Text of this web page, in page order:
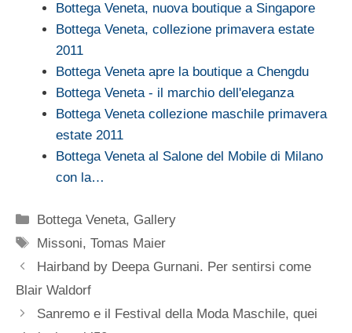
Bottega Veneta, nuova boutique a Singapore
Bottega Veneta, collezione primavera estate
2011
Bottega Veneta apre la boutique a Chengdu
Bottega Veneta - il marchio dell'eleganza
Bottega Veneta collezione maschile primavera
estate 2011
Bottega Veneta al Salone del Mobile di Milano
con la…
Categorie
Bottega Veneta, Gallery
Tag
Missoni,Tomas Maier
Hairband by Deepa Gurnani. Per sentirsi come
Blair Waldorf
Sanremo e il Festival della Moda Maschile, quei